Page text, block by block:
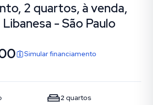
2 quartos, à venda,
Libanesa - São Paulo
Simular financiamento
2 quartos